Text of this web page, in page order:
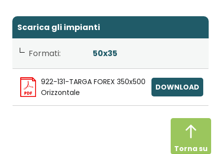
Scarica gli impianti
Formati: 50x35
922-131-TARGA FOREX 350x500
Orizzontale
DOWNLOAD
Torna su